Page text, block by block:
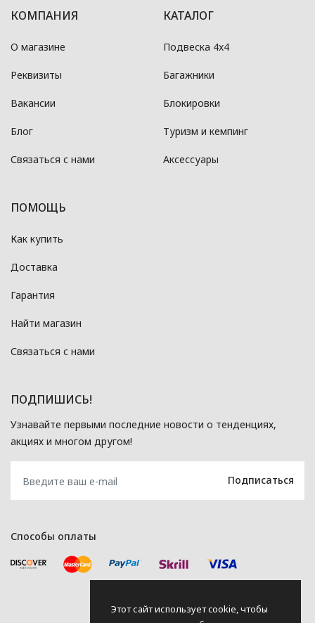
КОМПАНИЯ
О магазине
Реквизиты
Вакансии
Блог
Связаться с нами
КАТАЛОГ
Подвеска 4x4
Багажники
Блокировки
Туризм и кемпинг
Аксессуары
ПОМОЩЬ
Как купить
Доставка
Гарантия
Найти магазин
Связаться с нами
ПОДПИШИСЬ!
Узнавайте первыми последние новости о тенденциях,
акциях и многом другом!
Способы оплаты
Этот сайт использует cookie, чтобы